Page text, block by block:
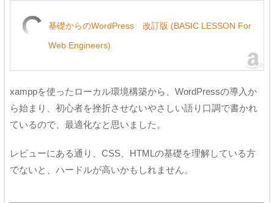
基礎からのWordPress 改訂版 (BASIC LESSON For
Web Engineers)
xamppを使ったローカル環境構築から、WordPressの導入か
ら始まり、初心者を挫折させないやさしい語り口調で書かれ
ているので、最適化なと思いました。
レビューにある通り、CSS、HTMLの基礎を理解している方
でないと、ハードルが高いかもしれません。